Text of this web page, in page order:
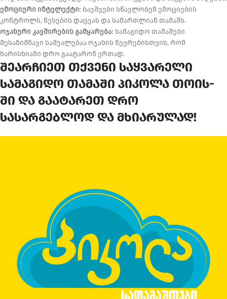
ემოციური ინტელექტი: ბავშვები სწავლობენ ემოციების
კონტროლს, წესების დაცვას და სამართლიან თამაშს.
ოჯახური კავშირების გამყარება: სამაგიდო თამაშები
შესანიშნავი საშუალებაა ოჯახის წევრებისთვის, რომ
ხარისხიანი დრო გაატარონ ერთად.
შეარჩიეთ თქვენი საყვარელი
სამაგიდო თამაში პიკოლა თოის-
ში და გაატარეთ დრო
სასარგებლოდ და მხიარულად!